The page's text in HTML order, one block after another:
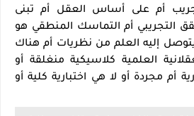
أم على أساس العقل أم تبنى
التجريبي أم التماسك المنطقي هو
إليه العلم من نظريات أم هناك
العلمية كلاسيكية منغلقة أو
أم مجردة أو لا هي اختبارية كلية أو